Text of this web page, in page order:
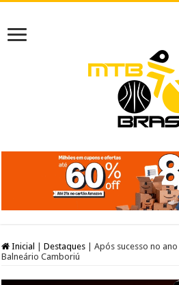
Inicial Destaques
Após sucesso no
Balneário Camboriú